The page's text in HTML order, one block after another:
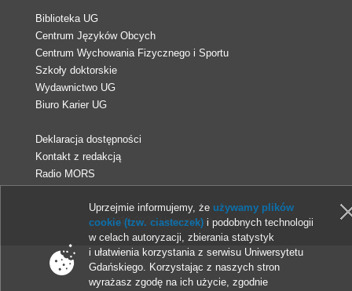
Biblioteka UG
Centrum Języków Obcych
Centrum Wychowania Fizycznego i Sportu
Szkoły doktorskie
Wydawnictwo UG
Biuro Karier UG
Deklaracja dostępności
Kontakt z redakcją
Radio MORS
© 2013-2026 Uniwersytet Gdański
Uprzejmie informujemy, że używamy plików
cookie (tzw. ciasteczek) i podobnych technologii
w celach autoryzacji, zbierania statystyk
i ułatwienia korzystania z serwisu Uniwersytetu
Gdańskiego. Korzystając z naszych stron
wyrażasz zgodę na ich użycie, zgodnie